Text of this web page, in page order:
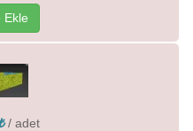
Ekle
/ adet